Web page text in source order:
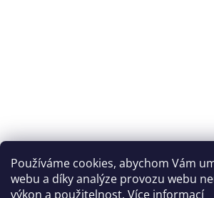
Používáme cookies, abychom Vám
webu a díky analýze provozu webu
výkon a použitelnost. Více informací